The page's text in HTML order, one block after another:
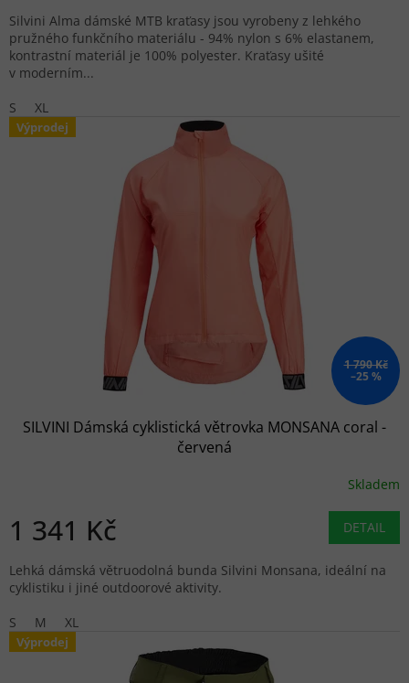
Silvini Alma dámské MTB kraťasy jsou vyrobeny z lehkého
pružného funkčního materiálu - 94% nylon s 6% elastanem,
kontrastní materiál je 100% polyester. Kraťasy ušité
v moderním...
S
XL
Výprodej
1 790 Kč
–25 %
SILVINI Dámská cyklistická větrovka MONSANA coral -
červená
Skladem
1 341 Kč DETAIL
Lehká dámská větruodolná bunda Silvini Monsana, ideální na
cyklistiku i jiné outdoorové aktivity.
S
M XL
Výprodej